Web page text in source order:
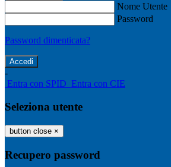
Nome Utente
Password
Password dimenticata?
-
Entra con SPID Entra con CIE
Seleziona utente
button close ×
Recupero password